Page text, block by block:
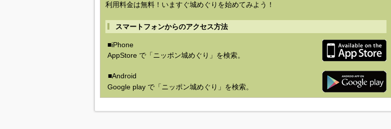
利用料金は無料！いますぐ城めぐりを始めてみよう！
スマートフォンからのアクセス方法
■iPhone
AppStore で「ニッポン城めぐり」を検索。
■Android
Google play で「ニッポン城めぐり」を検索。